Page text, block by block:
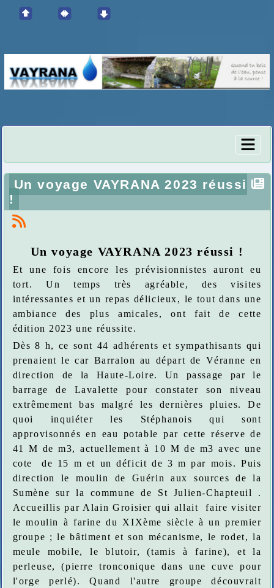
Un voyage VAYRANA 2023 réussi
!
Un voyage VAYRANA 2023 réussi !
Et une fois encore les prévisionnistes auront eu
tort. Un temps très agréable, des visites
intéressantes et un repas délicieux, le tout dans une
ambiance des plus amicales, ont fait de cette
édition 2023 une réussite.
Dès 8 h, ce sont 44 adhérents et sympathisants qui
prenaient le car Barralon au départ de Véranne en
direction de la Haute-Loire. Un passage par le
barrage de Lavalette pour constater son niveau
extrêmement bas malgré les dernières pluies. De
quoi inquiéter les Stéphanois qui sont
approvisonnés en eau potable par cette réserve de
41 M de m3, actuellement à 10 M de m3 avec une
cote de 15 m et un déficit de 3 m par mois. Puis
direction le moulin de Guérin aux sources de la
Sumène sur la commune de St Julien-Chapteuil .
Accueillis par Alain Groisier qui allait faire visiter
le moulin à farine du XIXème siècle à un premier
groupe ; le bâtiment et son mécanisme, le rodet, la
meule mobile, le blutoir, (tamis à farine), et la
perleuse, (pierre tronconique dans une cuve pour
l'orge perlé). Quand l'autre groupe découvrait